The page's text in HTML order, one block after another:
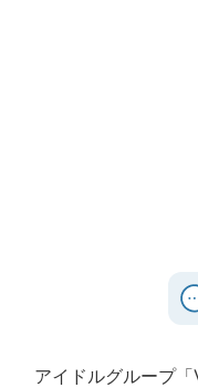
アイドルグループ「